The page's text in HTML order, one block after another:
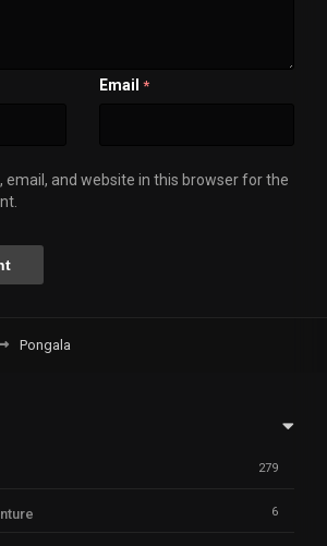
Email *
email, and website in this browser for the
Pongala
279
6